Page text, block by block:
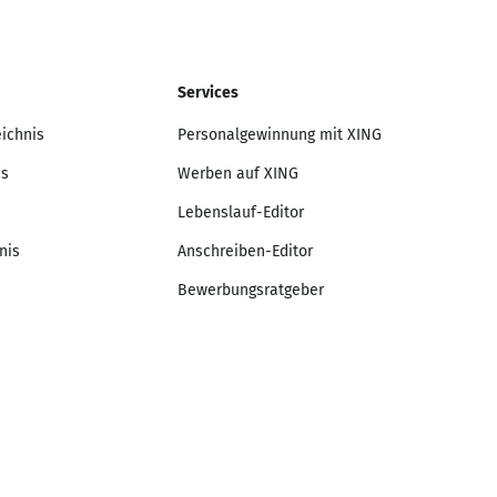
Services
Personalgewinnung mit XING
Werben auf XING
Lebenslauf-Editor
Anschreiben-Editor
Bewerbungsratgeber